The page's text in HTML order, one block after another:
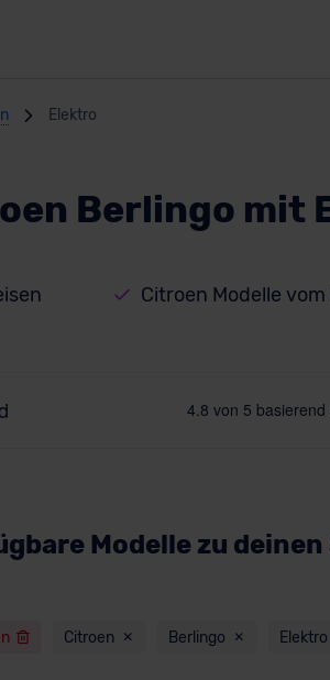
Elektro
Berlingo mit
Citroen Modelle
Modelle zu
Citroen Berlingo Elektro